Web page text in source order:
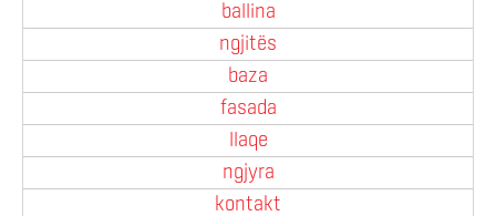
ballina
ngjitës
baza
fasada
llaqe
ngjyra
kontakt